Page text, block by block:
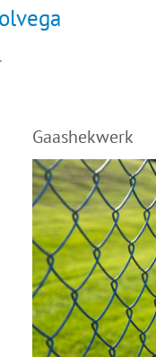
Gaashekwerk